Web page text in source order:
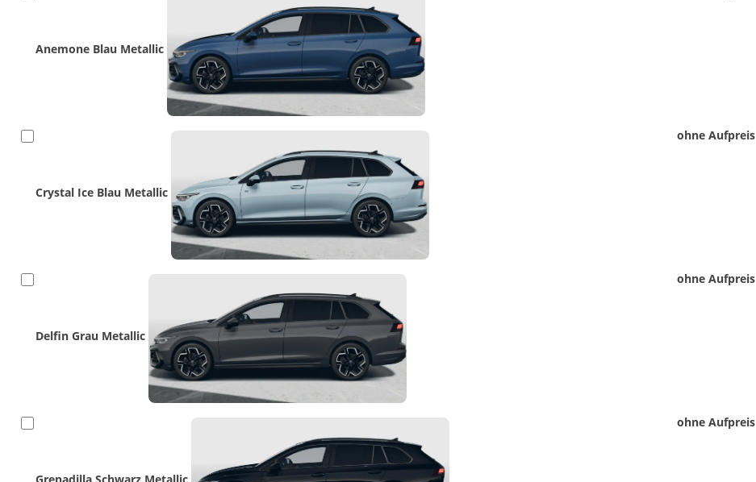
Anemone Blau Metallic
ohne Aufpreis
Crystal Ice Blau Metallic
ohne Aufpreis
Delfin Grau Metallic
ohne Aufpreis
Grenadilla Schwarz Metallic